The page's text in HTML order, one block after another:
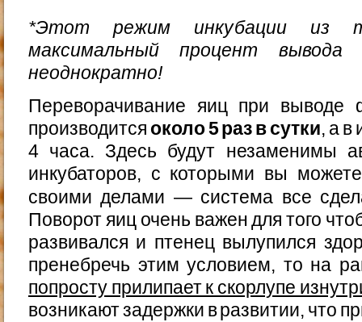
*Этот режим инкубации из
максимальный процент вывода
неоднократно!
Переворачивание яиц при выводе
производится около 5 раз в сутки, а
4 часа. Здесь будут незаменимы
инкубаторов, с которыми вы
своими делами — система все
Поворот яиц очень важен для того
развивался и птенец вылупился
пренебречь этим условием, то на
попросту прилипает к скорлупе
возникают задержки в развитии, что